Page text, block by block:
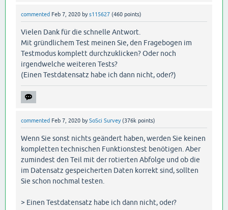
commented Feb 7, 2020 bys115627 (460 points)
Vielen Dank für die schnelle Antwort.
Mit gründlichem Test meinen Sie, den Fragebogen im
Testmodus komplett durchzuklicken? Oder noch
irgendwelche weiteren Tests?
(Einen Testdatensatz habe ich dann nicht, oder?)
commented Feb 7, 2020 bySoSci Survey (376k points)
Wenn Sie sonst nichts geändert haben, werden Sie keinen
kompletten technischen Funktionstest benötigen. Aber
zumindest den Teil mit der rotierten Abfolge und ob die
im Datensatz gespeicherten Daten korrekt sind, sollten
Sie schon nochmal testen.
> Einen Testdatensatz habe ich dann nicht, oder?